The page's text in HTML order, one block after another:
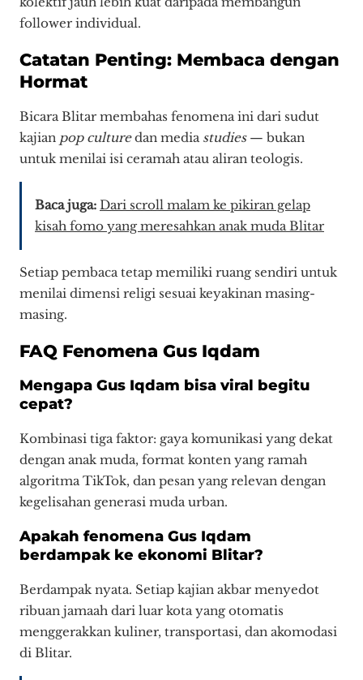
follower individual.
Catatan Penting: Membaca dengan
Hormat
Bicara Blitar membahas fenomena ini dari sudut
kajian pop culturedan media studies— bukan
untuk menilai isi ceramah atau aliran teologis.
Baca juga: Dari scroll malam ke pikiran gelap
kisah fomo yang meresahkan anak muda Blitar
Setiap pembaca tetap memiliki ruang sendiri untuk
menilai dimensi religi sesuai keyakinan masing-
masing.
FAQ Fenomena Gus Iqdam
Mengapa Gus Iqdam bisa viral begitu
cepat?
Kombinasi tiga faktor: gaya komunikasi yang dekat
dengan anak muda, format konten yang ramah
algoritma TikTok, dan pesan yang relevan dengan
kegelisahan generasi muda urban.
Apakah fenomena Gus Iqdam
berdampak ke ekonomi Blitar?
Berdampak nyata. Setiap kajian akbar menyedot
ribuan jamaah dari luar kota yang otomatis
menggerakkan kuliner, transportasi, dan akomodasi
di Blitar.